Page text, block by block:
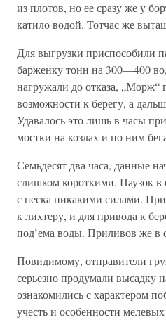
из плотов, но ее сразу же у
катило водой. Тотчас же
Для выгрузки приспособили
барженку тонн на 300—400
нагружали до отказа, „Морж“
возможности к берегу, а
Удавалось это лишь в часы
мостки на козлах и по ним
Семьдесят два часа, данные
слишком короткими. Паузок в
с песка никакими силами.
к лихтеру, и для привода к
под’ема воды. Приливов же в
Повидимому, отправители
серьезно продумали высадку
ознакомились с характером
учесть и особенности